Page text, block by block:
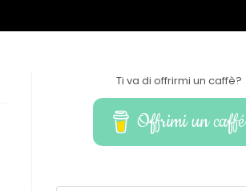
Ti va di offrirmi un caffè?
Offrimi un caffé